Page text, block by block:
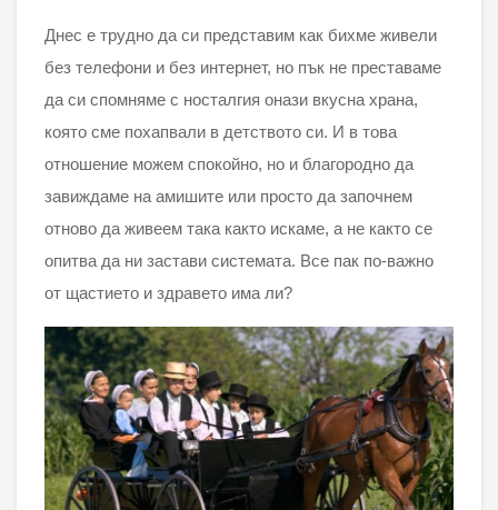
Днес е трудно да си представим как бихме живели
без телефони и без интернет, но пък не преставаме
да си спомняме с носталгия онази вкусна храна,
която сме похапвали в детството си. И в това
отношение можем спокойно, но и благородно да
завиждаме на амишите или просто да започнем
отново да живеем така както искаме, а не както се
опитва да ни застави системата. Все пак по-важно
от щастието и здравето има ли?